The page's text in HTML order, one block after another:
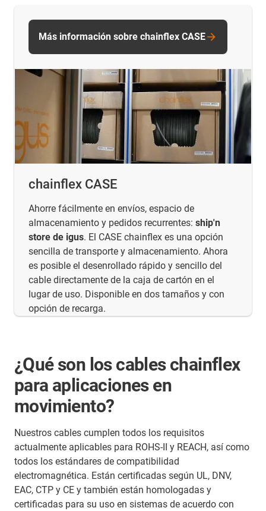
chainflex CASE
Ahorre fácilmente en envíos, espacio de
almacenamiento y pedidos recurrentes: ship'n
store de igus. El CASE chainflex es una opción
sencilla de transporte y almacenamiento. Ahora
es posible el desenrollado rápido y sencillo del
cable directamente de la caja de cartón en el
lugar de uso. Disponible en dos tamaños y con
opción de recarga.
Más información sobre chainflex CASE
¿Qué son los cables chainflex
para aplicaciones en
movimiento?
Nuestros cables cumplen todos los requisitos
actualmente aplicables para ROHS-II y REACH, así como
todos los estándares de compatibilidad
electromagnética. Están certificadas según UL, DNV,
EAC, CTP y CE y también están homologadas y
certificadas para su uso en sistemas de acuerdo con